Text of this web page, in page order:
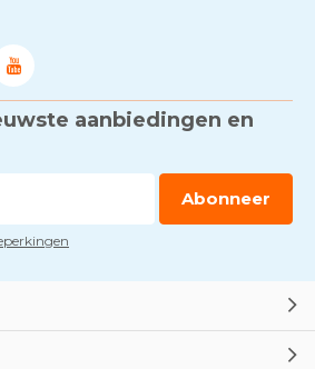
Door
Voorkom brand met
rookmelders, hittemelders en
DoorMarco van Arbowinkel.nl
Dag van de BHV - Als elke
aanbiedingen en
Abonneer